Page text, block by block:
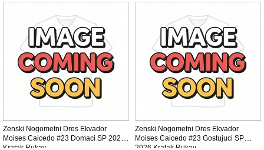
Zenski Nogometni Dres Ekvador
Moises Caicedo #23 Domaci SP 2026
Kratak Rukav
Zenski Nogometni Dres Ekvador
Moises Caicedo #23 Gostujuci SP
2026 Kratak Rukav